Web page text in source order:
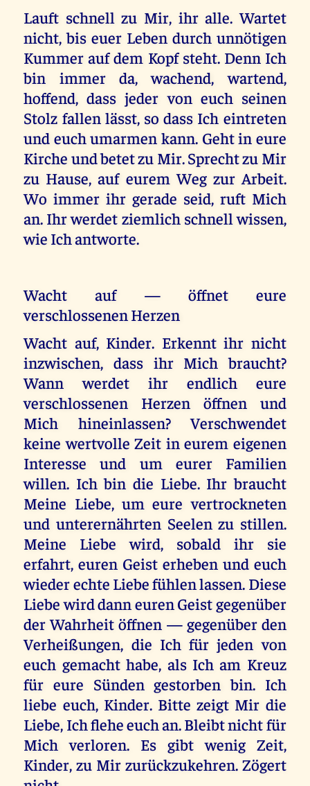
Lauft schnell zu Mir, ihr alle. Wartet
nicht, bis euer Leben durch unnötigen
Kummer auf dem Kopf steht. Denn Ich
bin immer da, wachend, wartend,
hoffend, dass jeder von euch seinen
Stolz fallen lässt, so dass Ich eintreten
und euch umarmen kann. Geht in eure
Kirche und betet zu Mir. Sprecht zu Mir
zu Hause, auf eurem Weg zur Arbeit.
Wo immer ihr gerade seid, ruft Mich
an. Ihr werdet ziemlich schnell wissen,
wie Ich antworte.
Wacht auf — öffnet eure
verschlossenen Herzen
Wacht auf, Kinder. Erkennt ihr nicht
inzwischen, dass ihr Mich braucht?
Wann werdet ihr endlich eure
verschlossenen Herzen öffnen und
Mich hineinlassen? Verschwendet
keine wertvolle Zeit in eurem eigenen
Interesse und um eurer Familien
willen. Ich bin die Liebe. Ihr braucht
Meine Liebe, um eure vertrockneten
und unterernährten Seelen zu stillen.
Meine Liebe wird, sobald ihr sie
erfahrt, euren Geist erheben und euch
wieder echte Liebe fühlen lassen. Diese
Liebe wird dann euren Geist gegenüber
der Wahrheit öffnen — gegenüber den
Verheißungen, die Ich für jeden von
euch gemacht habe, als Ich am Kreuz
für eure Sünden gestorben bin. Ich
liebe euch, Kinder. Bitte zeigt Mir die
Liebe, Ich flehe euch an. Bleibt nicht für
Mich verloren. Es gibt wenig Zeit,
Kinder, zu Mir zurückzukehren. Zögert